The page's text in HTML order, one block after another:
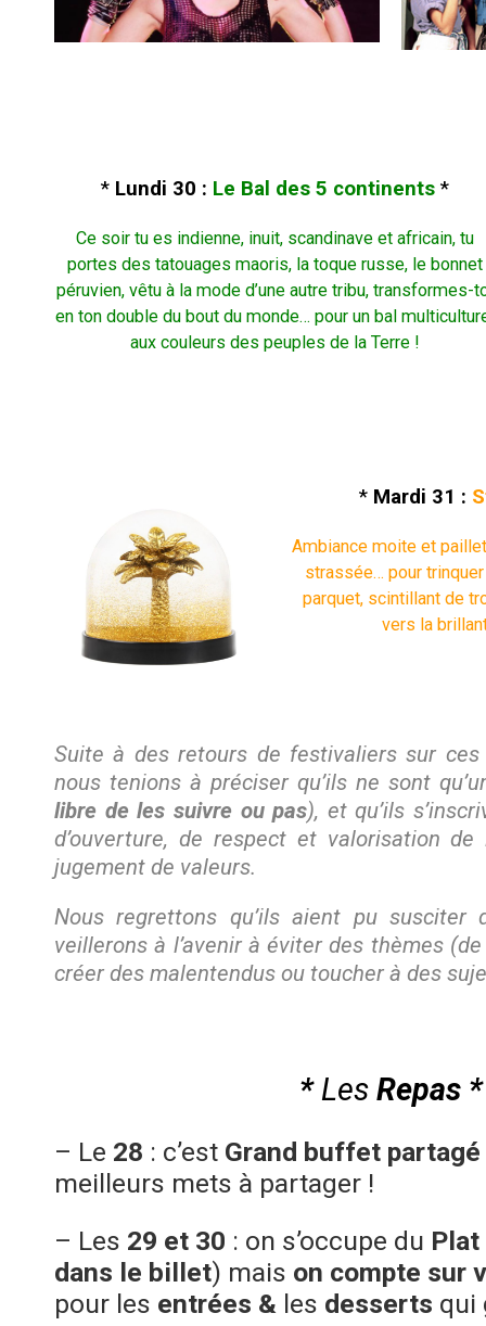
* Lundi 30 : Le Bal des 5 continents *
Ce soir tu es indienne, inuit, scandinave et africain, tu
portes des tatouages maoris, la toque russe, le bonnet
péruvien, vêtu à la mode d’une autre tribu, transformes-
en ton double du bout du monde… pour un bal
aux couleurs des peuples de la Terre !
*Mardi 31 :
Ambiance moite et
strassée… pour
parquet, scintillant de
vers la
Suite à des retours de festivaliers sur
nous tenions à préciser qu’ils ne sont
libre de les suivre ou pas), et qu’ils
d’ouverture, de respect et valorisation
jugement de valeurs.
Nous regrettons qu’ils aient pu susciter
veillerons à l’avenir à éviter des thèmes
créer des malentendus ou toucher à des
* LesRepas *
– Le 28 : c’est Grand buffet partagé
meilleurs mets à partager !
– Les 29 et 30 : on s’occupe du
dans le billet) mais on compte sur
pour les entrées & les desserts qui